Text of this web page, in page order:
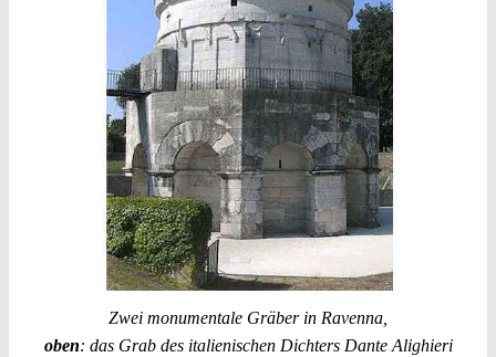
Zwei monumentale Gräber in Ravenna,
oben: das Grab des italienischen Dichters Dante Alighieri